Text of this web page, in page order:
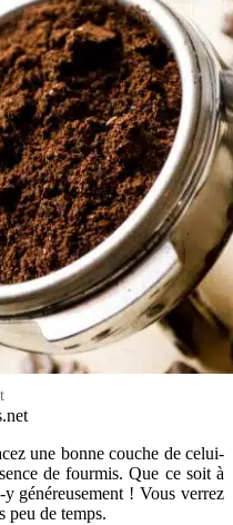
une bonne couche de celui-
de fourmis. Que ce soit à
généreusement ! Vous verrez
peu de temps.